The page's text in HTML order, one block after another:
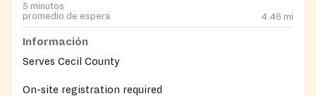
5 minutos
promedio de espera
4.46 mi
Información
Serves Cecil County
On-site registration required